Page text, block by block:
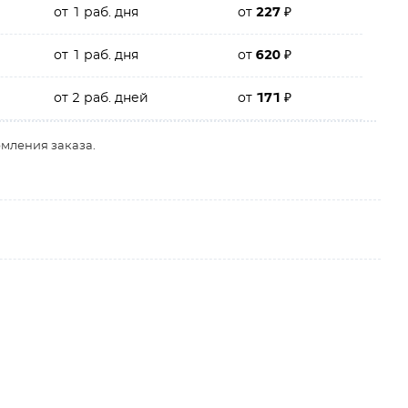
от 1 раб. дня от227₽
от 1 раб. дня от620₽
от 2 раб. дней от 171₽
заказа.